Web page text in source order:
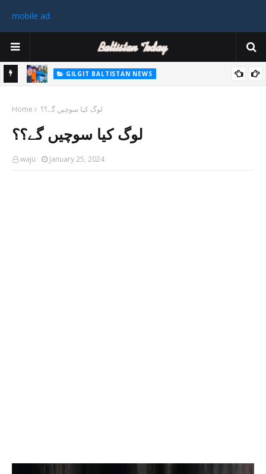
mobile ad
GILGIT BALTISTAN NEWS
میٹر چوٹی سر کیHome لوگ کیا سوچیں گے؟؟
لوگ کیا سوچیں گے؟؟
waju January 25, 2024